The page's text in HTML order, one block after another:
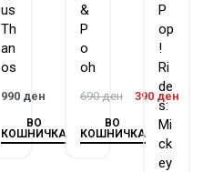
us
Th
an
os
990 ден
ВО
КОШНИЧКА
&
P
o
oh
690ден 390 ден
ВО
КОШНИЧКА
P
op
!
Ri
de
s:
Mi
ck
ey